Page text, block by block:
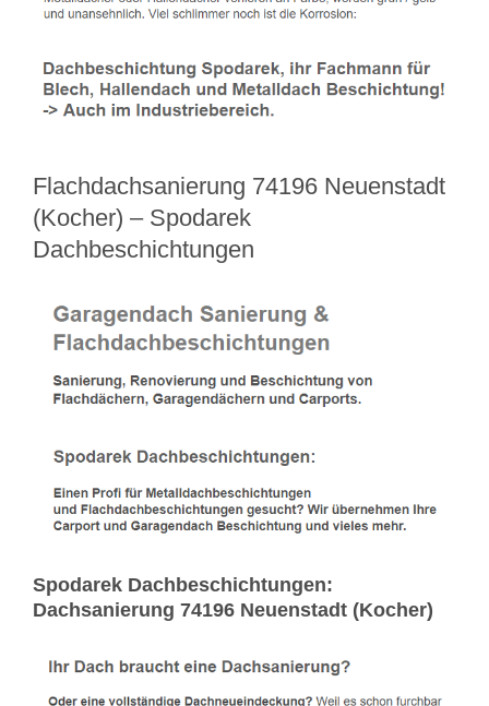
Flachdachsanierung 74196 Neuenstadt
(Kocher) – Spodarek
Dachbeschichtungen
Spodarek Dachbeschichtungen:
Dachsanierung 74196 Neuenstadt (Kocher)